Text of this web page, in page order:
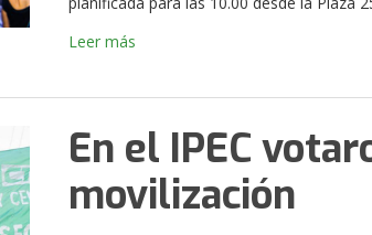
Leer más
En el IPEC
movilización